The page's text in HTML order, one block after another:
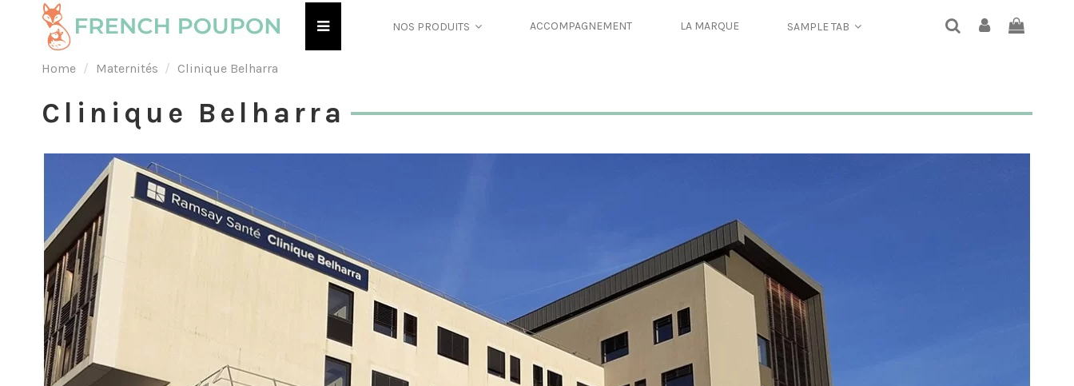
NOS PRODUITS ACCOMPAGNEMENT LA MARQUE SAMPLE TAB
Home Maternités Clinique Belharra
Clinique Belharra